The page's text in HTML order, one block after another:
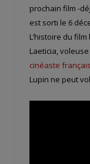
prochain film -
est sorti le 6
L’histoire du
Laeticia,
cinéaste
Lupin ne peut